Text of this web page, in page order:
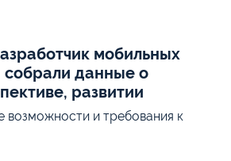
мобильных
данные о
развитии
возможности и требования к